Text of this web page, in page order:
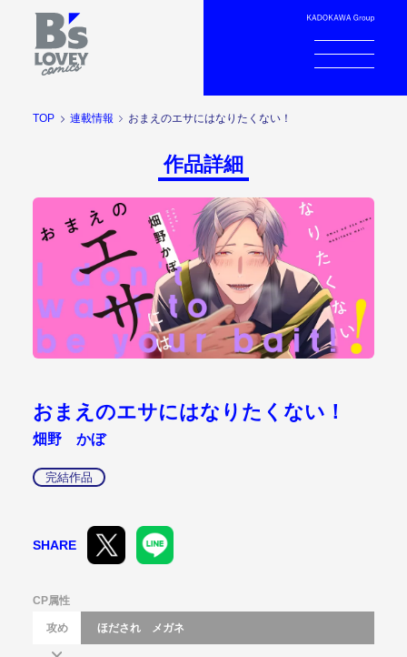
TOP 連載情報 おまえのエサにはなりたくない！
作品詳細
おまえのエサにはなりたくない！
畑野 かぼ
完結作品
SHARE
CP属性
攻め ほだされ メガネ